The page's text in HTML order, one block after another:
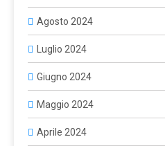
Agosto 2024
Luglio 2024
Giugno 2024
Maggio 2024
Aprile 2024